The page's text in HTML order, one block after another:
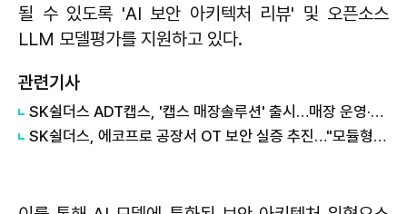
될 수 있도록 'AI 보안 아키텍처 리뷰' 및 오픈소스
LLM 모델평가를 지원하고 있다.
관련기사
SK쉴더스 ADT캡스, '캡스 매장솔루션' 출시…매장 운영·보안 한 번에 관리
SK쉴더스, 에코프로 공장서 OT 보안 실증 추진…"모듈형 구조 기반 유연적 도입"